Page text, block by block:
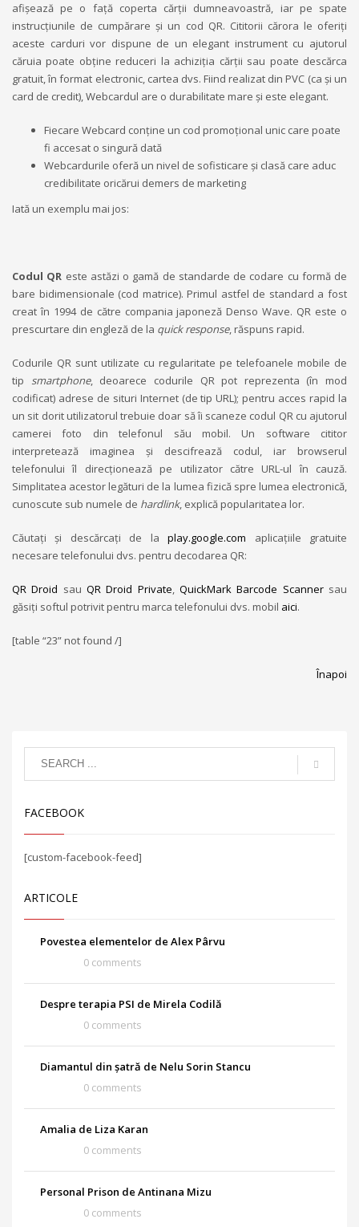
afișează pe o față coperta cărții dumneavoastră, iar pe spate
instrucțiunile de cumpărare și un cod QR. Cititorii cărora le oferiți
aceste carduri vor dispune de un elegant instrument cu ajutorul
căruia poate obține reduceri la achiziția cărții sau poate descărca
gratuit, în format electronic, cartea dvs. Fiind realizat din PVC (ca și un
card de credit), Webcardul are o durabilitate mare și este elegant.
Fiecare Webcard conține un cod promoțional unic care poate
fi accesat o singură dată
Webcardurile oferă un nivel de sofisticare și clasă care aduc
credibilitate oricărui demers de marketing
Iată un exemplu mai jos:
Codul QR este astăzi o gamă de standarde de codare cu formă de
bare bidimensionale (cod matrice). Primul astfel de standard a fost
creat în 1994 de către compania japoneză Denso Wave. QR este o
prescurtare din engleză de la quick response, răspuns rapid.
Codurile QR sunt utilizate cu regularitate pe telefoanele mobile de
tip
smartphone, deoarece codurile QR pot reprezenta (în mod
codificat) adrese de situri Internet (de tip URL); pentru acces rapid la
un sit dorit utilizatorul trebuie doar să îi scaneze codul QR cu ajutorul
camerei foto din telefonul său mobil. Un software cititor
interpretează imaginea și descifrează codul, iar browserul
telefonului îl direcționează pe utilizator către URL-ul în cauză.
Simplitatea acestor legături de la lumea fizică spre lumea electronică,
cunoscute sub numele de hardlink, explică popularitatea lor.
Căutați și descărcați de laplay.google.com aplicațiile gratuite
necesare telefonului dvs. pentru decodarea QR:
QR Droid sauQR Droid Private ,QuickMark Barcode Scannersau
găsiți softul potrivit pentru marca telefonului dvs. mobil aici.
[table “23” not found /]
Înapoi
FACEBOOK
[custom-facebook-feed]
ARTICOLE
Povestea elementelor de Alex Pârvu
0 comments
Despre terapia PSI de Mirela Codilă
0 comments
Diamantul din șatră de Nelu Sorin Stancu
0 comments
Amalia de Liza Karan
0 comments
Personal Prison de Antinana Mizu
0 comments